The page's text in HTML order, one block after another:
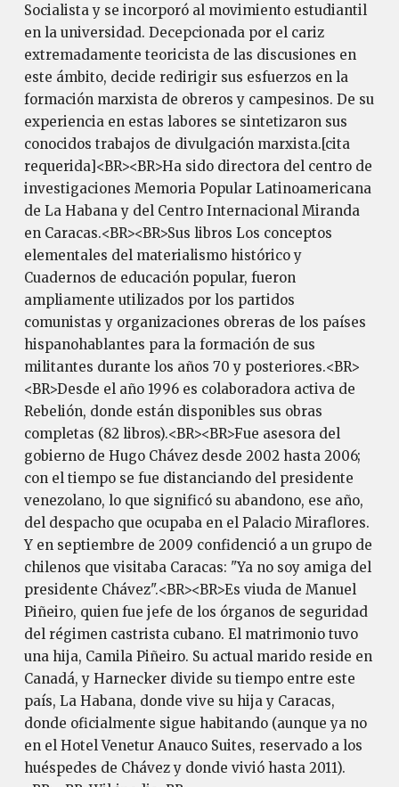
Socialista y se incorporó al movimiento estudiantil
en la universidad. Decepcionada por el cariz
extremadamente teoricista de las discusiones en
este ámbito, decide redirigir sus esfuerzos en la
formación marxista de obreros y campesinos. De su
experiencia en estas labores se sintetizaron sus
conocidos trabajos de divulgación marxista.[cita
requerida]<BR><BR>Ha sido directora del centro de
investigaciones Memoria Popular Latinoamericana
de La Habana y del Centro Internacional Miranda
en Caracas.<BR><BR>Sus libros Los conceptos
elementales del materialismo histórico y
Cuadernos de educación popular, fueron
ampliamente utilizados por los partidos
comunistas y organizaciones obreras de los países
hispanohablantes para la formación de sus
militantes durante los años 70 y posteriores.<BR>
<BR>Desde el año 1996 es colaboradora activa de
Rebelión, donde están disponibles sus obras
completas (82 libros).<BR><BR>Fue asesora del
gobierno de Hugo Chávez desde 2002 hasta 2006;
con el tiempo se fue distanciando del presidente
venezolano, lo que significó su abandono, ese año,
del despacho que ocupaba en el Palacio Miraflores.
Y en septiembre de 2009 confidenció a un grupo de
chilenos que visitaba Caracas: "Ya no soy amiga del
presidente Chávez".<BR><BR>Es viuda de Manuel
Piñeiro, quien fue jefe de los órganos de seguridad
del régimen castrista cubano. El matrimonio tuvo
una hija, Camila Piñeiro. Su actual marido reside en
Canadá, y Harnecker divide su tiempo entre este
país, La Habana, donde vive su hija y Caracas,
donde oficialmente sigue habitando (aunque ya no
en el Hotel Venetur Anauco Suites, reservado a los
huéspedes de Chávez y donde vivió hasta 2011).